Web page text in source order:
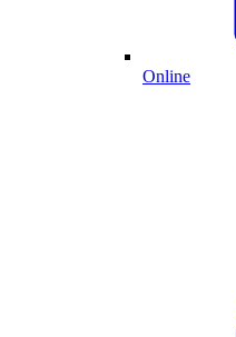
Online